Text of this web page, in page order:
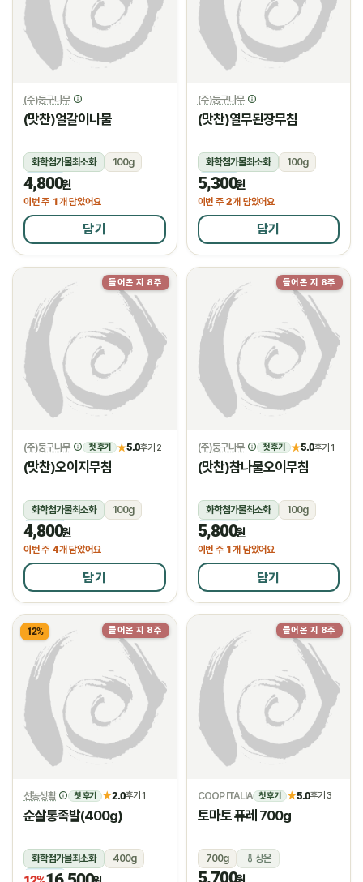
(주)둥구나무
(맛찬)얼갈이나물
화학첨가물최소화
100g
냉장
4,800원
이번 주 1개 담았어요
담기
(주)둥구나무
(맛찬)열무된장무침
화학첨가물최소화
100g
냉장
5,300원
이번 주 2개 담았어요
담기
들어온 지 8주
(주)둥구나무 첫 후기 ★5.0후기 2
(맛찬)오이지무침
화학첨가물최소화
100g
냉장
4,800원
이번 주 4개 담았어요
담기
들어온 지 8주
(주)둥구나무 첫 후기 ★5.0후기 1
(맛찬)참나물오이무침
화학첨가물최소화
100g
냉장
5,800원
이번 주 1개 담았어요
담기
들어온 지 8주
12%
선농생활 첫 후기 ★2.0후기 1
순살통족발(400g)
화학첨가물최소화
400g
냉장
들어온 지 8주
COOP ITALIA 첫 후기 ★5.0후기 3
토마토 퓨레 700g
700g 상온
5,700원